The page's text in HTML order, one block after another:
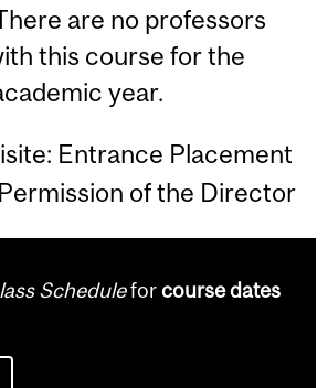
are no professors
this course for the
year.
Entrance Placement
of the Director
Scheduleforcourse dates